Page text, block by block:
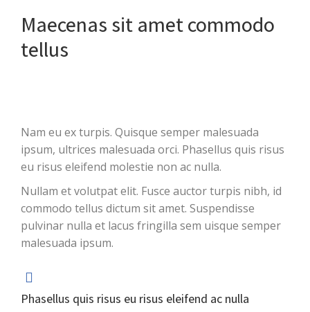
Maecenas sit amet commodo
tellus
Nam eu ex turpis. Quisque semper malesuada
ipsum, ultrices malesuada orci. Phasellus quis risus
eu risus eleifend molestie non ac nulla.
Nullam et volutpat elit. Fusce auctor turpis nibh, id
commodo tellus dictum sit amet. Suspendisse
pulvinar nulla et lacus fringilla sem uisque semper
malesuada ipsum.
Phasellus quis risus eu risus eleifend ac nulla